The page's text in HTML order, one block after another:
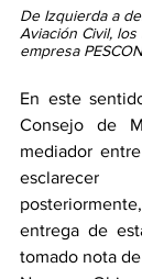
De Izquierda a
Aviación Civil,
empresa
En este
Consejo de
mediador
entrega de
tomado nota